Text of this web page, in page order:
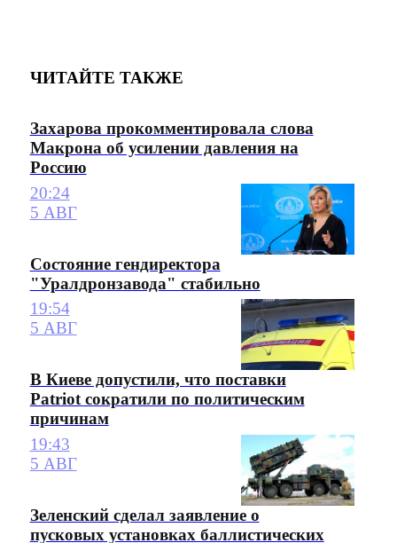
ЧИТАЙТЕ ТАКЖЕ
Захарова прокомментировала слова
Макрона об усилении давления на
Россию
20:24
5 АВГ
Состояние гендиректора
"Уралдронзавода" стабильно
19:54
5 АВГ
В Киеве допустили, что поставки
Patriot сократили по политическим
причинам
19:43
5 АВГ
Зеленский сделал заявление о
пусковых установках баллистических